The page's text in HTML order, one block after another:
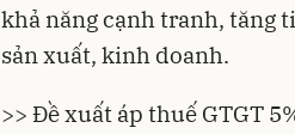
khả năng cạnh tranh, tăng
sản xuất, kinh doanh.
>> Đề xuất áp thuế GTGT